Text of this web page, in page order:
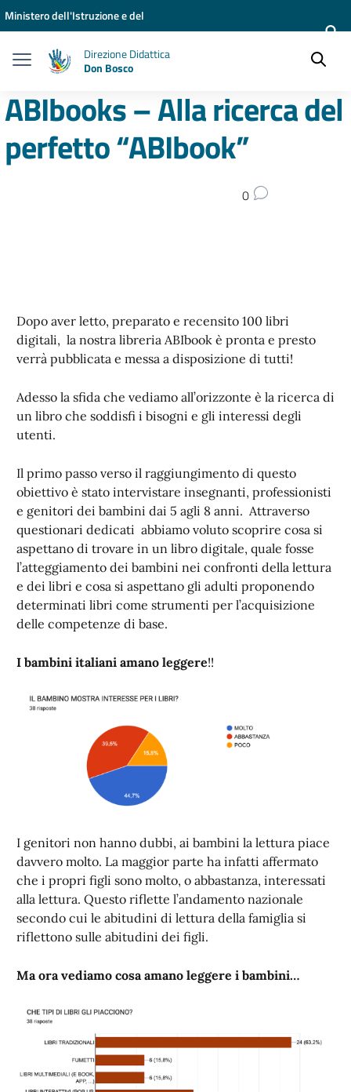
Vai ai contenuti
Vai al menu di navigazione
Vai al footer
Ministero dell'Istruzione e del
Direzione Didattica
Don Bosco
ABIbooks – Alla ricerca del
perfetto “ABIbook”
0
Dopo aver letto, preparato e recensito 100 libri
digitali, la nostra libreria ABIbook è pronta e presto
verrà pubblicata e messa a disposizione di tutti!
Adesso la sfida che vediamo all’orizzonte è la ricerca di
un libro che soddisfi i bisogni e gli interessi degli
utenti.
Il primo passo verso il raggiungimento di questo
obiettivo è stato intervistare insegnanti, professionisti
e genitori dei bambini dai 5 agli 8 anni. Attraverso
questionari dedicati abbiamo voluto scoprire cosa si
aspettano di trovare in un libro digitale, quale fosse
l’atteggiamento dei bambini nei confronti della lettura
e dei libri e cosa si aspettano gli adulti proponendo
determinati libri come strumenti per l’acquisizione
delle competenze di base.
I bambini italiani amano leggere!!
I genitori non hanno dubbi, ai bambini la lettura piace
davvero molto. La maggior parte ha infatti affermato
che i propri figli sono molto, o abbastanza, interessati
alla lettura. Questo riflette l’andamento nazionale
secondo cui le abitudini di lettura della famiglia si
riflettono sulle abitudini dei figli.
Ma ora vediamo cosa amano leggere i bambini…